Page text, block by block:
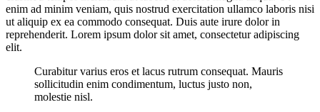
enim ad minim veniam, quis nostrud exercitation ullamco laboris nisi
ut aliquip ex ea commodo consequat. Duis aute irure dolor in
reprehenderit. Lorem ipsum dolor sit amet, consectetur adipiscing
elit.
Curabitur varius eros et lacus rutrum consequat. Mauris
sollicitudin enim condimentum, luctus justo non,
molestie nisl.